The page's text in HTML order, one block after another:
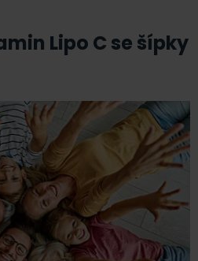
Lipo C se šípky